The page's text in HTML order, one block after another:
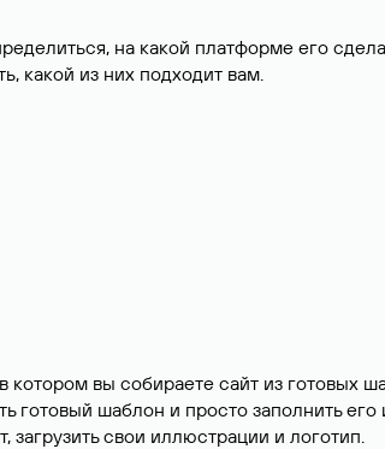
на какой платформе его
какой из них подходит вам.
котором вы собираете сайт из готовых
готовый шаблон и просто заполнить
свои иллюстрации и логотип.